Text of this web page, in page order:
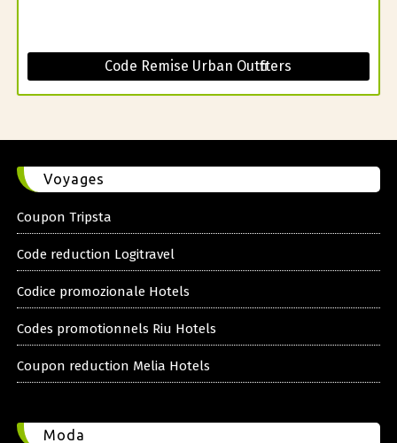
Code Remise Urban Outfitters
Voyages
Coupon Tripsta
Code reduction Logitravel
Codice promozionale Hotels
Codes promotionnels Riu Hotels
Coupon reduction Melia Hotels
Moda